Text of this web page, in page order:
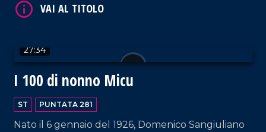
27:34
I 100 di nonno Micu
ST PUNTATA 281
Nato il 6 gennaio del 1926, Domenico Sangiuliano
VAI AL TITOLO